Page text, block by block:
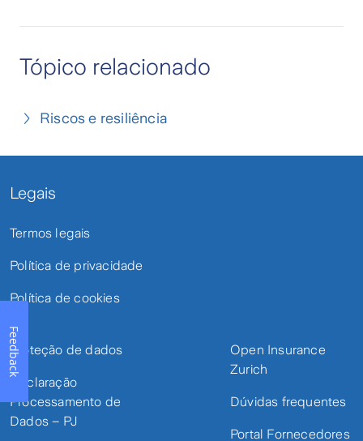
Tópico relacionado
Riscos e resiliência
Legais
Termos legais
Política de privacidade
Política de cookies
Proteção de dados
Declaração
Processamento de
Dados – PJ
Open Insurance
Zurich
Dúvidas frequentes
Portal Fornecedores
Feedback